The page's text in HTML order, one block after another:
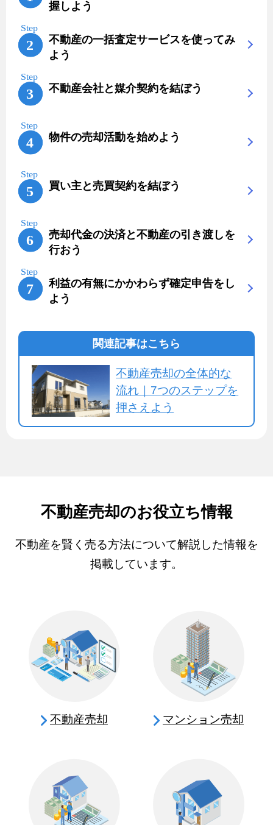
握しよう
不動産の一括査定サービスを使ってみ
よう
不動産会社と媒介契約を結ぼう
物件の売却活動を始めよう
買い主と売買契約を結ぼう
売却代金の決済と不動産の引き渡しを
行おう
利益の有無にかかわらず確定申告をし
よう
関連記事はこちら
不動産売却の全体的な
流れ｜7つのステップを
押さえよう
不動産売却のお役立ち情報
不動産を賢く売る方法について解説した情報を
掲載しています。
不動産売却 マンション売却